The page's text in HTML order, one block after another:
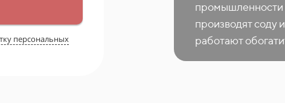
персональных
промышленности
производят соду
работают